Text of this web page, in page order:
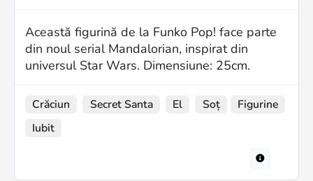
Această figurină de la Funko Pop! face parte
din noul serial Mandalorian, inspirat din
universul Star Wars. Dimensiune: 25cm.
Crăciun Secret Santa El
Soț
Iubit
Figurine